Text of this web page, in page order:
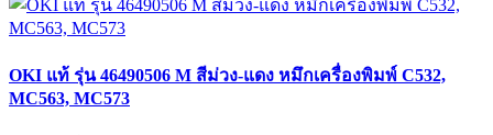
OKI แท้ รุ่น 46490506 M สีม่วง-แดง หมึกเครื่องพิมพ์ C532,
MC563, MC573